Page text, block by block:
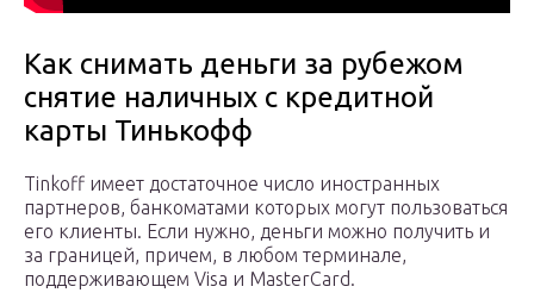
Как снимать деньги за рубежом
снятие наличных с кредитной
карты Тинькофф
Tinkoff имеет достаточное число иностранных
партнеров, банкоматами которых могут пользоваться
его клиенты. Если нужно, деньги можно получить и
за границей, причем, в любом терминале,
поддерживающем Visa и MasterCard.